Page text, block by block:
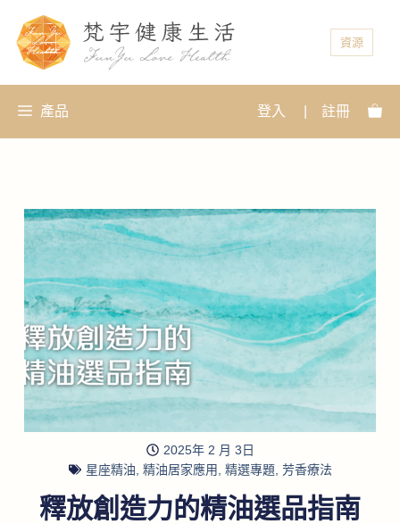
資源
產品 登入 註冊
2025年 2 月 3日
星座精油 精油居家應用 精選專題, 芳香療法
釋放創造力的精油選品指南